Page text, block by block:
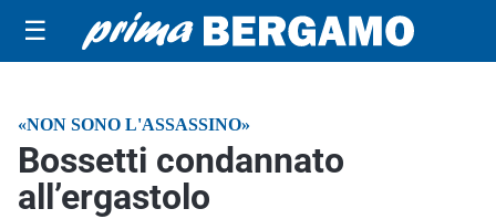
☰
«NON SONO L'ASSASSINO»
Bossetti condannato
all’ergastolo